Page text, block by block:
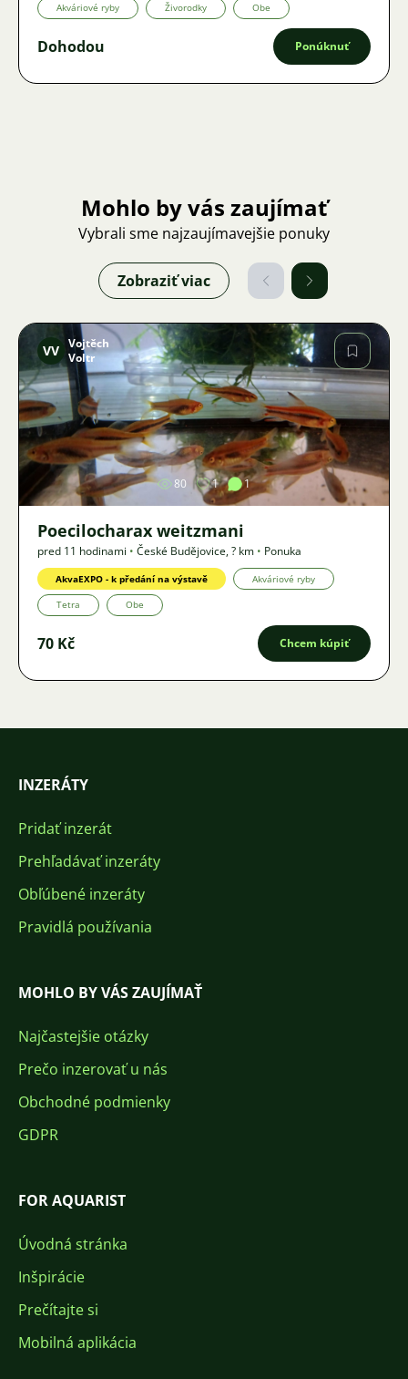
Akváriové ryby Živorodky Obe
Dohodou Ponúknuť
Mohlo by vás zaujímať
Vybrali sme najzaujímavejšie ponuky
Zobraziť viac
Obrázok
VV Vojtěch
Voltr
80 1 1
Poecilocharax weitzmani
pred 11 hodinami • České Budějovice,? km • Ponuka
AkvaEXPO - k předání na výstavě Akváriové ryby
Tetra Obe
70 Kč Chcem kúpiť
INZERÁTY
Pridať inzerát
Prehľadávať inzeráty
Obľúbené inzeráty
Pravidlá používania
MOHLO BY VÁS ZAUJÍMAŤ
Najčastejšie otázky
Prečo inzerovať u nás
Obchodné podmienky
GDPR
FOR AQUARIST
Úvodná stránka
Inšpirácie
Prečítajte si
Mobilná aplikácia